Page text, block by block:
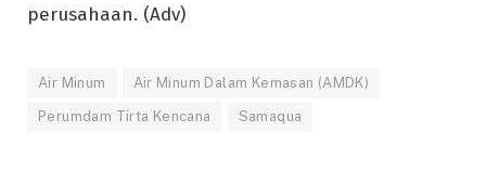
perusahaan. (Adv)
Air Minum Air Minum Dalam Kemasan (AMDK)
Perumdam Tirta Kencana Samaqua